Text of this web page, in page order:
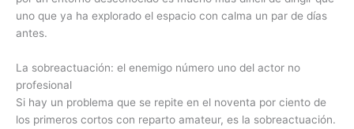
uno que ya ha explorado el espacio con calma un par de días
antes.
La sobreactuación: el enemigo número uno del actor no
profesional
Si hay un problema que se repite en el noventa por ciento de
los primeros cortos con reparto amateur, es la sobreactuación.